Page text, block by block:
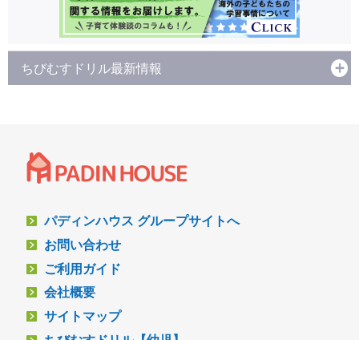
ちびむすドリル最新情報
パディンハウス グループサイトへ
お問い合わせ
ご利用ガイド
会社概要
サイトマップ